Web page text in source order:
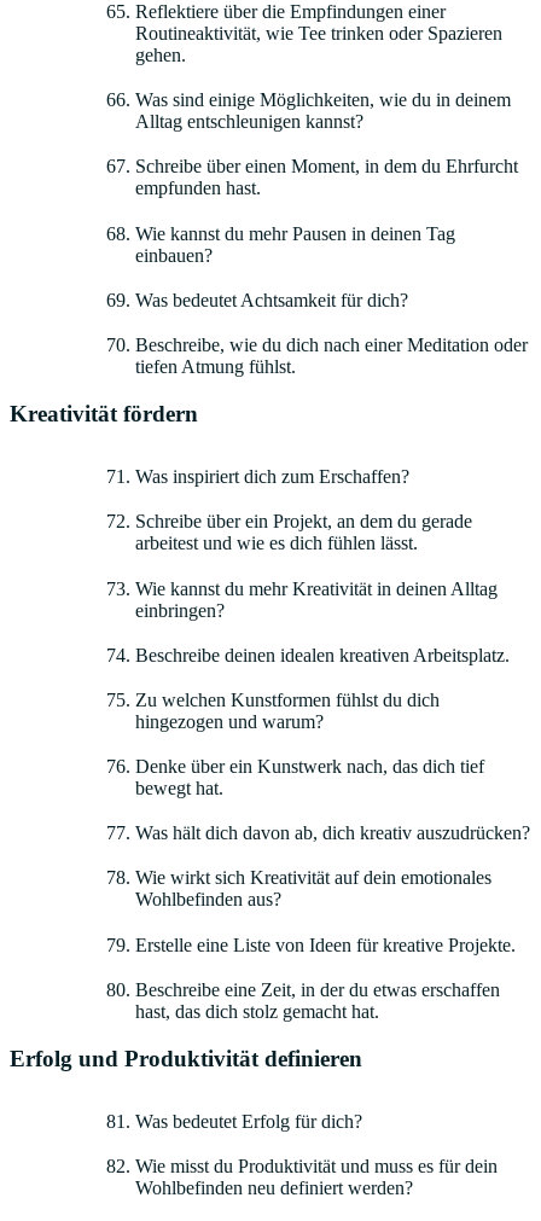
Reflektiere über die Empfindungen einer
Routineaktivität, wie Tee trinken oder Spazieren
gehen.
Was sind einige Möglichkeiten, wie du in deinem
Alltag entschleunigen kannst?
Schreibe über einen Moment, in dem du Ehrfurcht
empfunden hast.
Wie kannst du mehr Pausen in deinen Tag
einbauen?
Was bedeutet Achtsamkeit für dich?
Beschreibe, wie du dich nach einer Meditation oder
tiefen Atmung fühlst.
Kreativität fördern
Was inspiriert dich zum Erschaffen?
Schreibe über ein Projekt, an dem du gerade
arbeitest und wie es dich fühlen lässt.
Wie kannst du mehr Kreativität in deinen Alltag
einbringen?
Beschreibe deinen idealen kreativen Arbeitsplatz.
Zu welchen Kunstformen fühlst du dich
hingezogen und warum?
Denke über ein Kunstwerk nach, das dich tief
bewegt hat.
Was hält dich davon ab, dich kreativ auszudrücken?
Wie wirkt sich Kreativität auf dein emotionales
Wohlbefinden aus?
Erstelle eine Liste von Ideen für kreative Projekte.
Beschreibe eine Zeit, in der du etwas erschaffen
hast, das dich stolz gemacht hat.
Erfolg und Produktivität definieren
Was bedeutet Erfolg für dich?
Wie misst du Produktivität und muss es für dein
Wohlbefinden neu definiert werden?